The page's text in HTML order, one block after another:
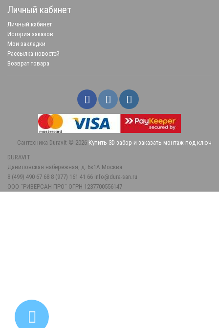
Личный кабинет
Личный кабинет
История заказов
Мои закладки
Рассылка новостей
Возврат товара
Сантехника Duravit © 2026 Купить 3D забор и заказать монтаж под ключ
DURAVIT
Даниловская набережная, д. 6к1А Москва
8 (499) 490 67 68 8 (977) 161 41 66 info@dura-san.ru
ООО "РИВЕРСАН ПРО" ОГРН 1237700556147